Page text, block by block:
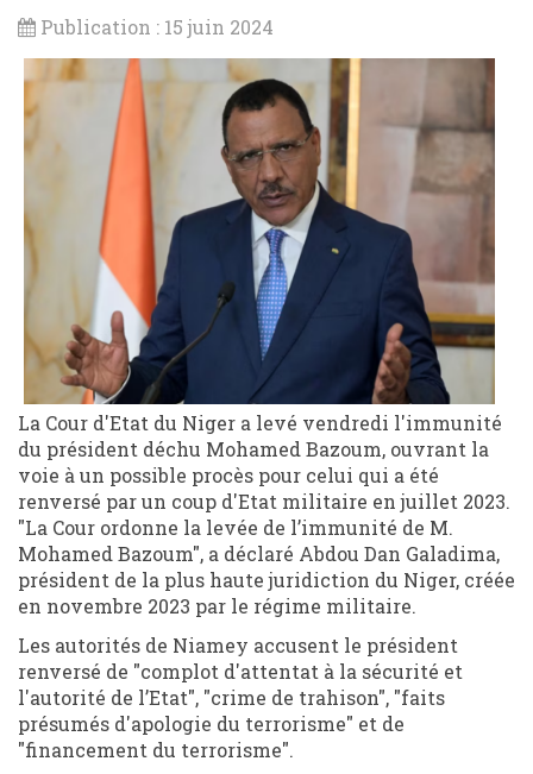
Publication : 15 juin 2024
La Cour d'Etat du Niger a levé vendredi l'immunité
du président déchu Mohamed Bazoum, ouvrant la
voie à un possible procès pour celui qui a été
renversé par un coup d'Etat militaire en juillet 2023.
"La Cour ordonne la levée de l’immunité de M.
Mohamed Bazoum", a déclaré Abdou Dan Galadima,
président de la plus haute juridiction du Niger, créée
en novembre 2023 par le régime militaire.
Les autorités de Niamey accusent le président
renversé de "complot d'attentat à la sécurité et
l'autorité de l’Etat", "crime de trahison", "faits
présumés d'apologie du terrorisme" et de
"financement du terrorisme".